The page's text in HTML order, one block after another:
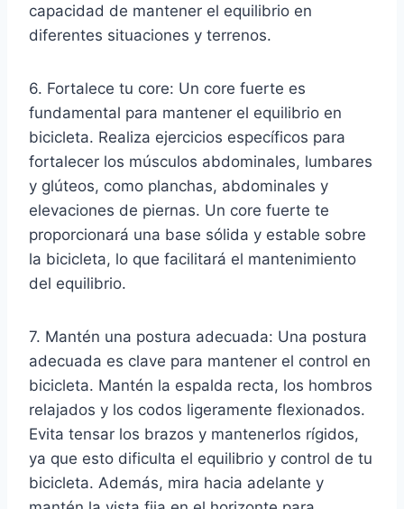
capacidad de mantener el equilibrio en
diferentes situaciones y terrenos.
6. Fortalece tu core: Un core fuerte es
fundamental para mantener el equilibrio en
bicicleta. Realiza ejercicios específicos para
fortalecer los músculos abdominales, lumbares
y glúteos, como planchas, abdominales y
elevaciones de piernas. Un core fuerte te
proporcionará una base sólida y estable sobre
la bicicleta, lo que facilitará el mantenimiento
del equilibrio.
7. Mantén una postura adecuada: Una postura
adecuada es clave para mantener el control en
bicicleta. Mantén la espalda recta, los hombros
relajados y los codos ligeramente flexionados.
Evita tensar los brazos y mantenerlos rígidos,
ya que esto dificulta el equilibrio y control de tu
bicicleta. Además, mira hacia adelante y